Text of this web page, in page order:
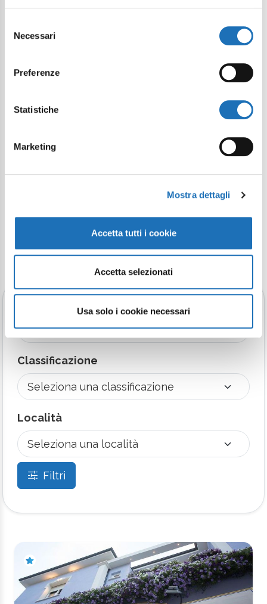
delNecessari
Preferenze
Statistiche
Marketing
Mostra dettagli
Accetta tutti i cookie
Accetta selezionati
Usa solo i cookie necessari
Tutte le soluzioni per il tuo soggiorno a
Cesenatico
Strutture ricettive
Classificazione
Località
Filtri